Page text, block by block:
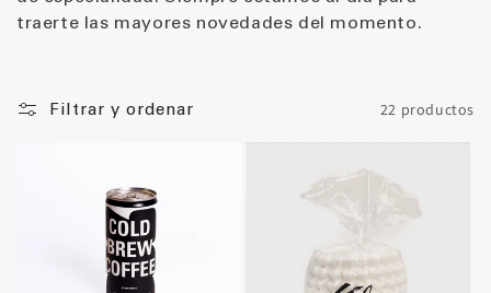
e
c
traerte las mayores novedades del momento.
Filtrar y ordenar 22 productos